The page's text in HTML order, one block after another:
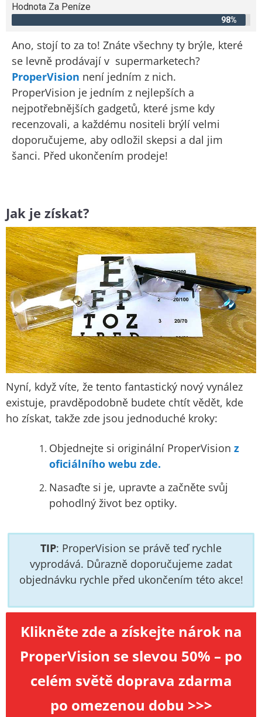
Hodnota Za Peníze
98%
Ano, stojí to za to! Znáte všechny ty brýle, které
se levně prodávají v supermarketech?
ProperVision není jedním z nich.
ProperVision je jedním z nejlepších a
nejpotřebnějších gadgetů, které jsme kdy
recenzovali, a každému nositeli brýlí velmi
doporučujeme, aby odložil skepsi a dal jim
šanci. Před ukončením prodeje!
Jak je získat?
Nyní, když víte, že tento fantastický nový vynález
existuje, pravděpodobně budete chtít vědět, kde
ho získat, takže zde jsou jednoduché kroky:
Objednejte si originální ProperVision z
oficiálního webu zde.
Nasaďte si je, upravte a začněte svůj
pohodlný život bez optiky.
TIP: ProperVision se právě teď rychle
vyprodává. Důrazně doporučujeme zadat
objednávku rychle před ukončením této akce!
Klikněte zde a získejte nárok na
ProperVision se slevou 50% – po
celém světě doprava zdarma
po omezenou dobu >>>